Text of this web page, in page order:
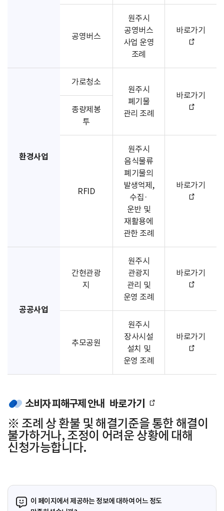
공영버스
원주시
공영버스
사업 운영
조례
바로가기
환경사업
가로청소
원주시
폐기물
관리 조례
바로가기
종량제봉
투
RFID
원주시
음식물류
폐기물의
발생억제,
수집·
운반 및
재활용에
관한 조례
바로가기
공공사업
간현관광
지
원주시
관광지
관리 및
운영 조례
바로가기
추모공원
원주시
장사시설
설치 및
운영 조례
바로가기
소비자 피해구제 안내 바로가기
※ 조례 상 환불 및 해결기준을 통한 해결이
불가하거나, 조정이 어려운 상황에 대해
신청가능합니다.
이 페이지에서 제공하는 정보에 대하여 어느 정도